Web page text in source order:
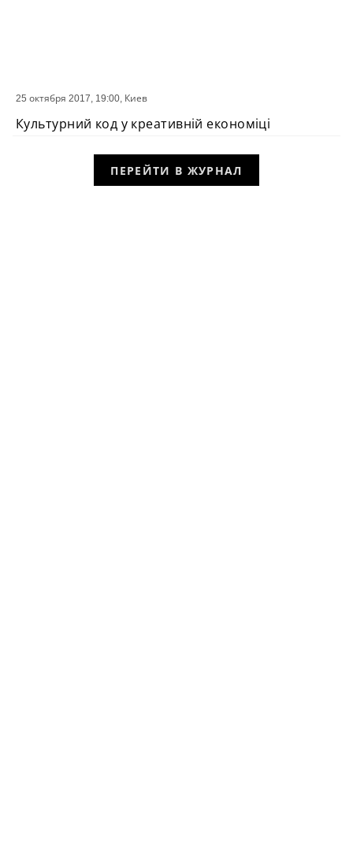
СОБЫТИЕ
25 октября 2017, 19:00, Киев
Культурний код у креативній економіці
ПЕРЕЙТИ В ЖУРНАЛ